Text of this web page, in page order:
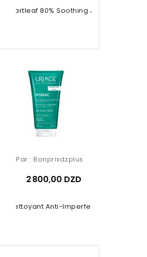
Heartleaf 80% Soothing Ampoule
Nettoyant Anti-Imperfections
Par : Bonprixdzplus
2 800,00 DZD